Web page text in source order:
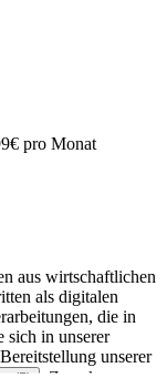
pro Monat
aus wirtschaftlichen
als digitalen
die in
sich in unserer
unserer
(5)
. Zwecke: